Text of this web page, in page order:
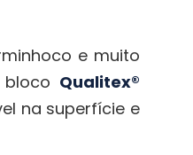
e muito
Qualitex®
na superfície e